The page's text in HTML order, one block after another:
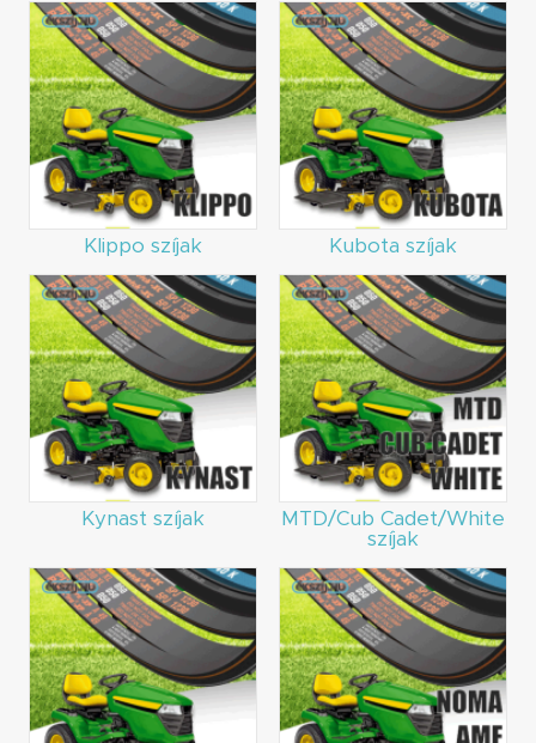
Klippo szíjak Kubota szíjak
Kynast szíjak
MTD/Cub Cadet/White
szíjak